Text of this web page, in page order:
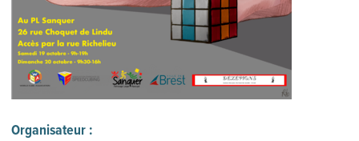
Organisateur :